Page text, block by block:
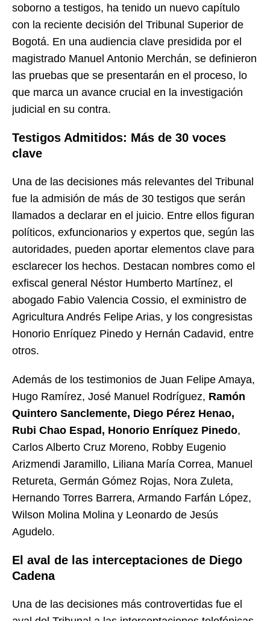
soborno a testigos, ha tenido un nuevo capítulo
con la reciente decisión del Tribunal Superior de
Bogotá. En una audiencia clave presidida por el
magistrado Manuel Antonio Merchán, se definieron
las pruebas que se presentarán en el proceso, lo
que marca un avance crucial en la investigación
judicial en su contra.
Testigos Admitidos: Más de 30 voces
clave
Una de las decisiones más relevantes del Tribunal
fue la admisión de más de 30 testigos que serán
llamados a declarar en el juicio. Entre ellos figuran
políticos, exfuncionarios y expertos que, según las
autoridades, pueden aportar elementos clave para
esclarecer los hechos. Destacan nombres como el
exfiscal general Néstor Humberto Martínez, el
abogado Fabio Valencia Cossio, el exministro de
Agricultura Andrés Felipe Arias, y los congresistas
Honorio Enríquez Pinedo y Hernán Cadavid, entre
otros.
Además de los testimonios de Juan Felipe Amaya,
Hugo Ramírez, José Manuel Rodríguez, Ramón
Quintero Sanclemente, Diego Pérez Henao,
Rubi Chao Espad, Honorio Enríquez Pinedo,
Carlos Alberto Cruz Moreno, Robby Eugenio
Arizmendi Jaramillo, Liliana María Correa, Manuel
Retureta, Germán Gómez Rojas, Nora Zuleta,
Hernando Torres Barrera, Armando Farfán López,
Wilson Molina Molina y Leonardo de Jesús
Agudelo.
El aval de las interceptaciones de Diego
Cadena
Una de las decisiones más controvertidas fue el